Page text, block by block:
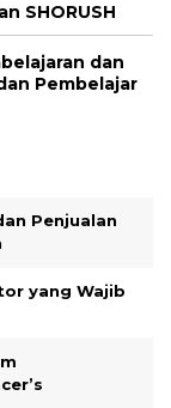
SHORUSH
dan
Pembelajar
Penjualan
yang Wajib